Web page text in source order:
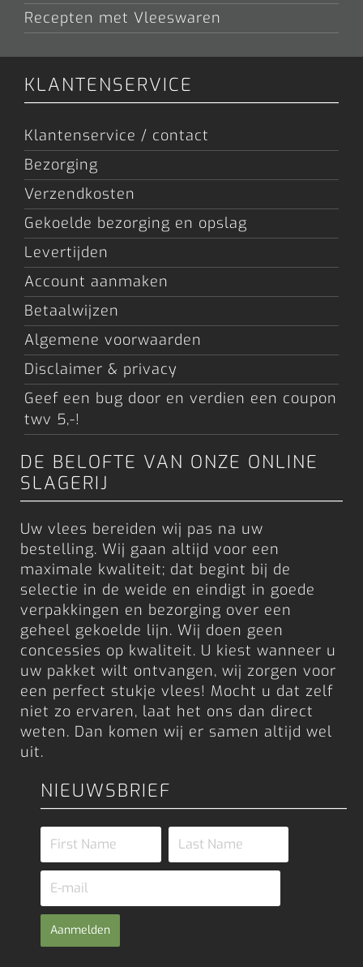
Recepten met Vleeswaren
KLANTENSERVICE
Klantenservice / contact
Bezorging
Verzendkosten
Gekoelde bezorging en opslag
Levertijden
Account aanmaken
Betaalwijzen
Algemene voorwaarden
Disclaimer & privacy
Geef een bug door en verdien een coupon
twv 5,-!
DE BELOFTE VAN ONZE ONLINE
SLAGERIJ
Uw vlees bereiden wij pas na uw
bestelling. Wij gaan altijd voor een
maximale kwaliteit; dat begint bij de
selectie in de weide en eindigt in goede
verpakkingen en bezorging over een
geheel gekoelde lijn. Wij doen geen
concessies op kwaliteit. U kiest wanneer u
uw pakket wilt ontvangen, wij zorgen voor
een perfect stukje vlees! Mocht u dat zelf
niet zo ervaren, laat het ons dan direct
weten. Dan komen wij er samen altijd wel
uit.
NIEUWSBRIEF
Aanmelden